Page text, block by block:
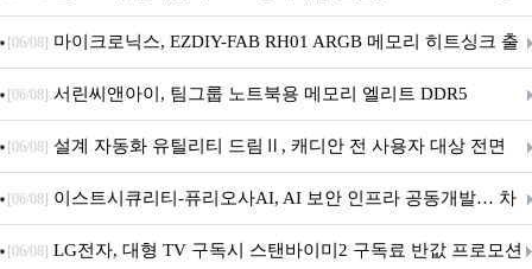
[06/08] 마이크로닉스, EZDIY-FAB RH01 ARGB 메모리 히트싱크 출
시
[06/08] 서린씨앤아이, 팀그룹 노트북용 메모리 엘리트 DDR5
5600MHz 16GB 출시
[06/08] 설계 자동화 유틸리티 드림Ⅱ, 캐디안 전 사용자 대상 전면
무상 배포
[06/08] 이스트시큐리티-퓨리오사AI, AI 보안 인프라 공동개발… 차
세대 AI 보안 플랫폼 구축
[06/08] LG전자, 대형 TV 구독시 스탠바이미2 구독료 반값 프로모션